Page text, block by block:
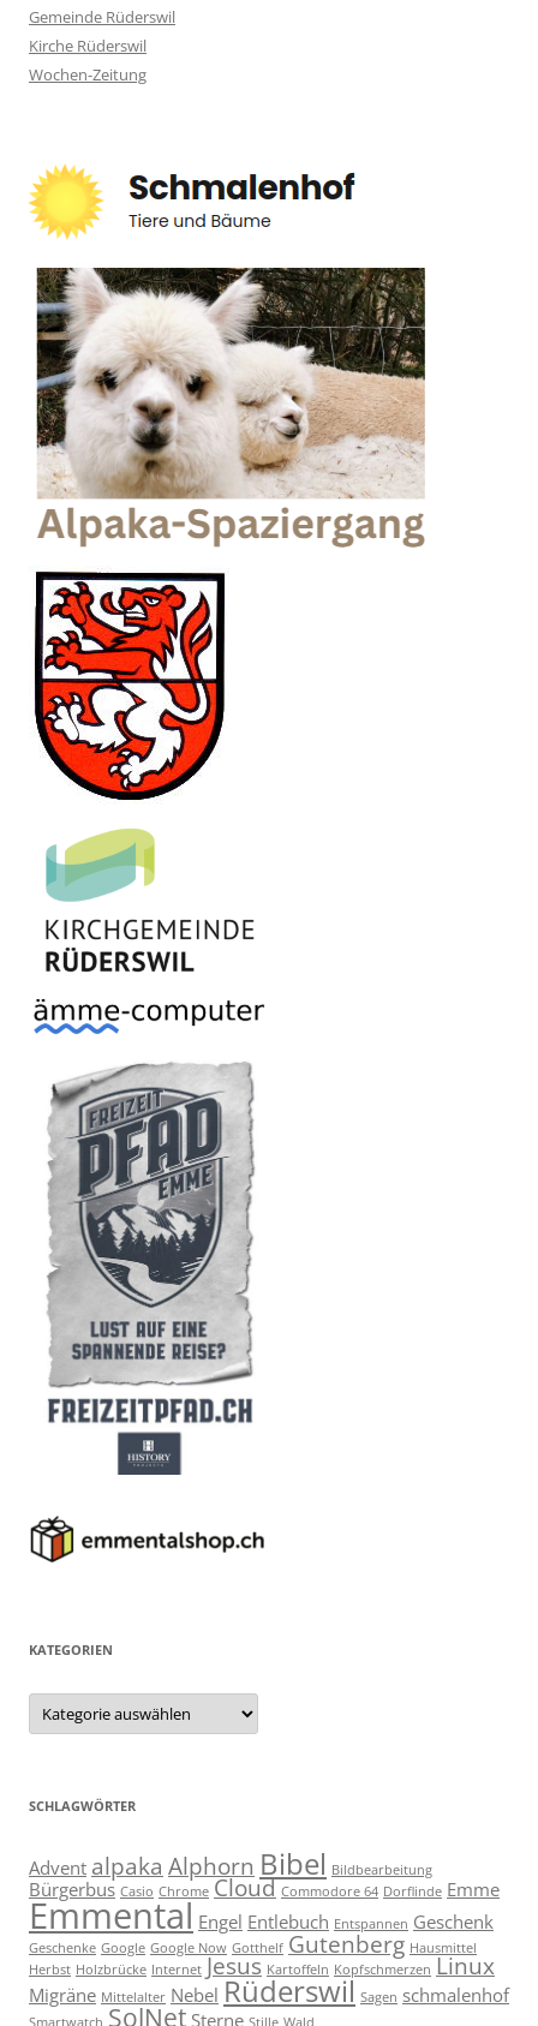
Gemeinde Rüderswil
Kirche Rüderswil
Wochen-Zeitung
KATEGORIEN
Kategorien
SCHLAGWÖRTER
Advent alpaka Alphorn Bibel Bildbearbeitung
Bürgerbus Casio Chrome Cloud Commodore 64 Dorflinde Emme
Emmental Engel Entlebuch Entspannen Geschenk
Geschenke Google Google Now Gotthelf Gutenberg Hausmittel
Herbst Holzbrücke Internet Jesus Kartoffeln Kopfschmerzen Linux
Migräne Mittelalter Nebel Rüderswil Sagen schmalenhof
Smartwatch SolNet Sterne Stille Wald